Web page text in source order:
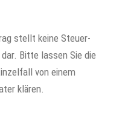
stellt keine Steuer-
Bitte lassen Sie die
von einem
klären.